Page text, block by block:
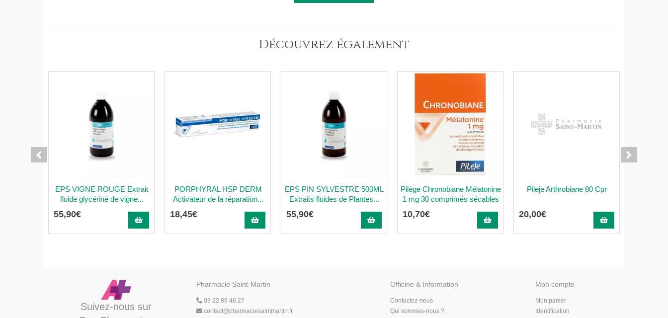
Découvrez également
EPS VIGNE ROUGE Extrait
fluide glycériné de vigne...
55,90€
PORPHYRAL HSP DERM
Activateur de la réparation...
18,45€
EPS PIN SYLVESTRE 500ML
Extraits fluides de Plantes...
55,90€
Pilège Chronobiane Mélatonine
1 mg 30 comprimés sécables
10,70€
Pileje Arthrobiane 80 Cpr
20,00€
Suivez-nous sur
Pharmacie Saint-Martin
03 22 89 46 27
contact@pharmaciesaintmartin.fr
Officine & Information
Contactez-nous
Qui sommes-nous ?
Mon compte
Mon panier
Identification